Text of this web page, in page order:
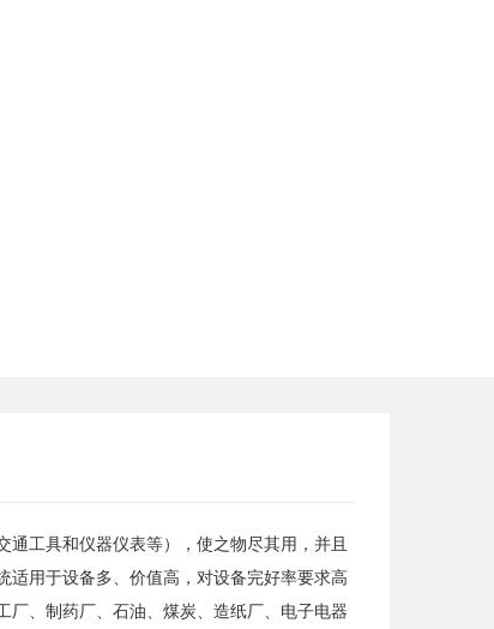
工具和仪器仪表等），使之物尽其用，并且
适用于设备多、价值高，对设备完好率要求高
厂、制药厂、石油、煤炭、造纸厂、电子电器